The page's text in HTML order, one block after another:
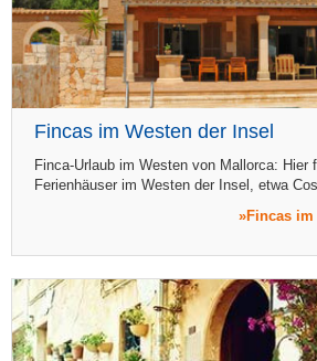
Fincas im Westen der Insel
Finca-Urlaub im Westen von Mallorca: Hier
Ferienhäuser im Westen der Insel, etwa
Fincas